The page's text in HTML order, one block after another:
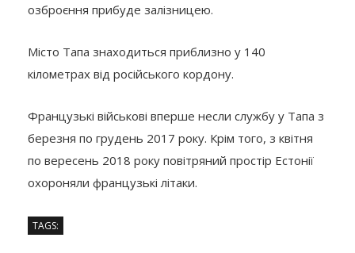
озброєння прибуде залізницею.
Місто Тапа знаходиться приблизно у 140
кілометрах від російського кордону.
Французькі військові вперше несли службу у Тапа з
березня по грудень 2017 року. Крім того, з квітня
по вересень 2018 року повітряний простір Естонії
охороняли французькі літаки.
TAGS: